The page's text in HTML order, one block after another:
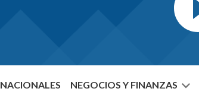
NACIONALES NEGOCIOS Y FINANZAS